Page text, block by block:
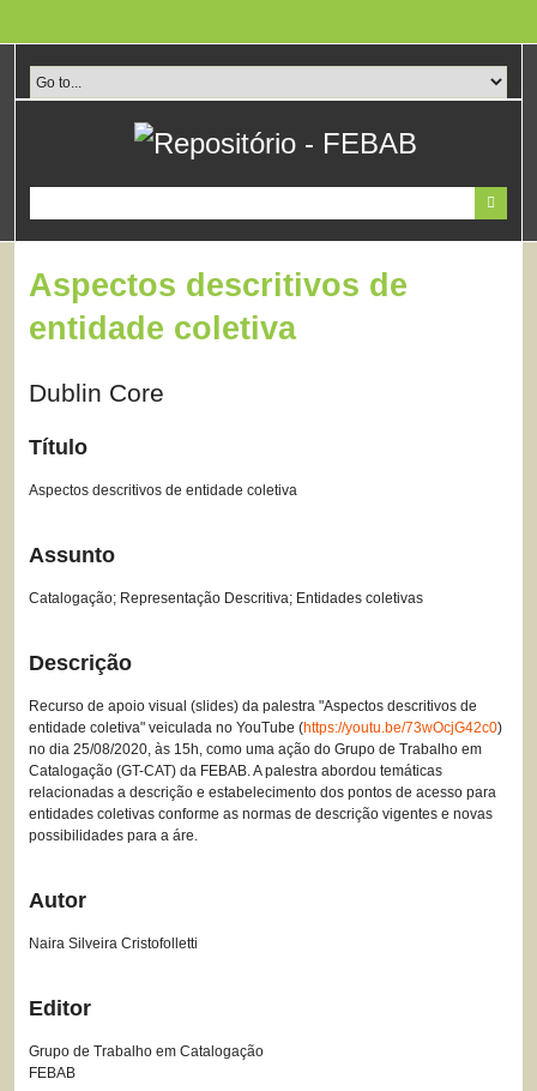
conteúdo
principal
Aspectos descritivos de
entidade coletiva
Dublin Core
Título
Aspectos descritivos de entidade coletiva
Assunto
Catalogação; Representação Descritiva; Entidades coletivas
Descrição
Recurso de apoio visual (slides) da palestra "Aspectos descritivos de
entidade coletiva" veiculada no YouTube (https://youtu.be/73wOcjG42c0)
no dia 25/08/2020, às 15h, como uma ação do Grupo de Trabalho em
Catalogação (GT-CAT) da FEBAB. A palestra abordou temáticas
relacionadas a descrição e estabelecimento dos pontos de acesso para
entidades coletivas conforme as normas de descrição vigentes e novas
possibilidades para a áre.
Autor
Naira Silveira Cristofolletti
Editor
Grupo de Trabalho em Catalogação
FEBAB